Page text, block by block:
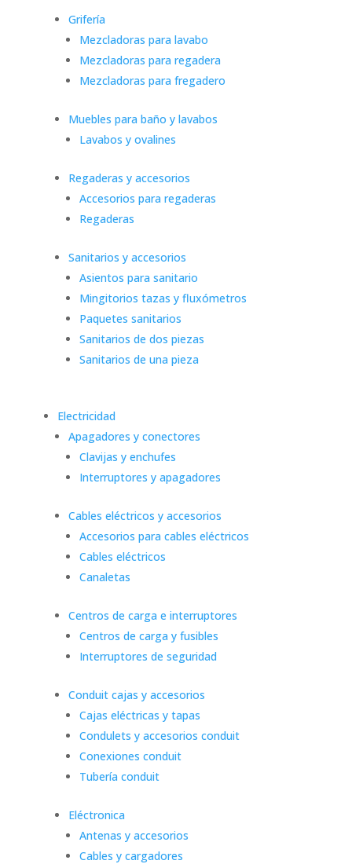
Grifería
Mezcladoras para lavabo
Mezcladoras para regadera
Mezcladoras para fregadero
Muebles para baño y lavabos
Lavabos y ovalines
Regaderas y accesorios
Accesorios para regaderas
Regaderas
Sanitarios y accesorios
Asientos para sanitario
Mingitorios tazas y fluxómetros
Paquetes sanitarios
Sanitarios de dos piezas
Sanitarios de una pieza
Electricidad
Apagadores y conectores
Clavijas y enchufes
Interruptores y apagadores
Cables eléctricos y accesorios
Accesorios para cables eléctricos
Cables eléctricos
Canaletas
Centros de carga e interruptores
Centros de carga y fusibles
Interruptores de seguridad
Conduit cajas y accesorios
Cajas eléctricas y tapas
Condulets y accesorios conduit
Conexiones conduit
Tubería conduit
Eléctronica
Antenas y accesorios
Cables y cargadores